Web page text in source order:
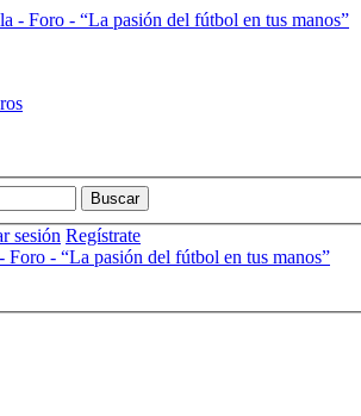
sesión Regístrate
Foro - “La pasión del fútbol en tus manos”